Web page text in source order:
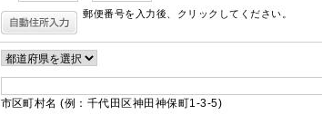
郵便番号を入力後、クリックしてください。
市区町村名 (例：千代田区神田神保町1-3-5)